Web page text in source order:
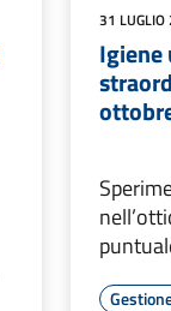
31
Igiene